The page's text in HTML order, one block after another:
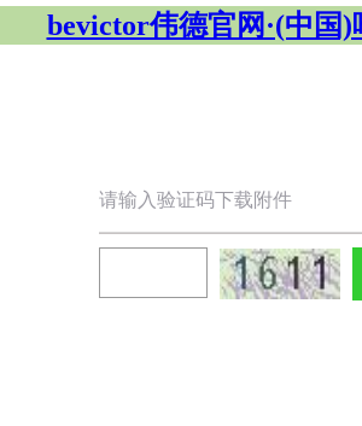
bevictor伟德官网·(中国
请输入验证码下载附件